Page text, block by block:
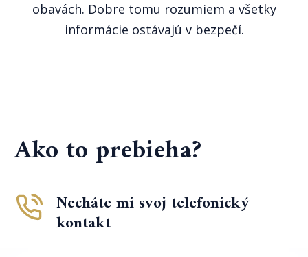
obavách. Dobre tomu rozumiem a všetky
informácie ostávajú v bezpečí.
Ako to prebieha?
Necháte mi svoj telefonický
kontakt